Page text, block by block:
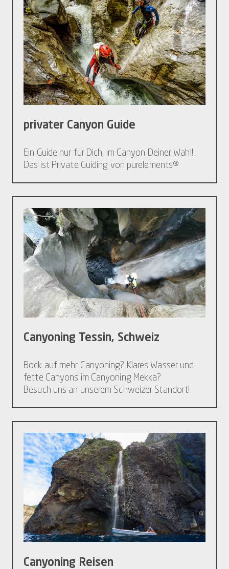
privater Canyon Guide
Ein Guide nur für Dich, im Canyon Deiner Wahl!
Das ist Private Guiding von purelements®
Canyoning Tessin, Schweiz
Bock auf mehr Canyoning? Klares Wasser und
fette Canyons im Canyoning Mekka?
Besuch uns an unserem Schweizer Standort!
Canyoning Reisen